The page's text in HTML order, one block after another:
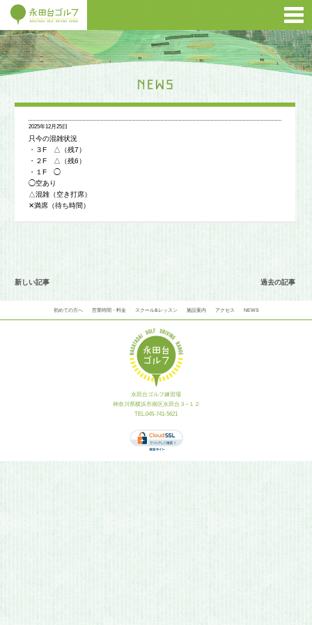
2025年12月25日
只今の混雑状況
・３F △（残7）
・２F △（残6）
・１F ◯
◯空あり
△混雑（空き打席）
✕満席（待ち時間）
新しい記事 過去の記事
初めての方へ 営業時間・料金 スクール&レッスン 施設案内 アクセス NEWS
永田台ゴルフ練習場
神奈川県横浜市南区永田台３−１２
TEL.045-741-5621